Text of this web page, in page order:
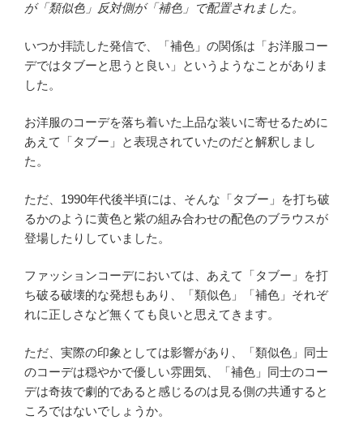
が「類似色」反対側が「補色」で配置されました。
いつか拝読した発信で、「補色」の関係は「お洋服コー
デではタブーと思うと良い」というようなことがありま
した。
お洋服のコーデを落ち着いた上品な装いに寄せるために
あえて「タブー」と表現されていたのだと解釈しまし
た。
ただ、1990年代後半頃には、そんな「タブー」を打ち破
るかのように黄色と紫の組み合わせの配色のブラウスが
登場したりしていました。
ファッションコーデにおいては、あえて「タブー」を打
ち破る破壊的な発想もあり、「類似色」「補色」それぞ
れに正しさなど無くても良いと思えてきます。
ただ、実際の印象としては影響があり、「類似色」同士
のコーデは穏やかで優しい雰囲気、「補色」同士のコー
デは奇抜で劇的であると感じるのは見る側の共通すると
ころではないでしょうか。